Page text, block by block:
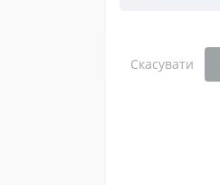
Скасувати